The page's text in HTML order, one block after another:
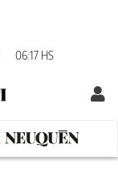
06:17 HS